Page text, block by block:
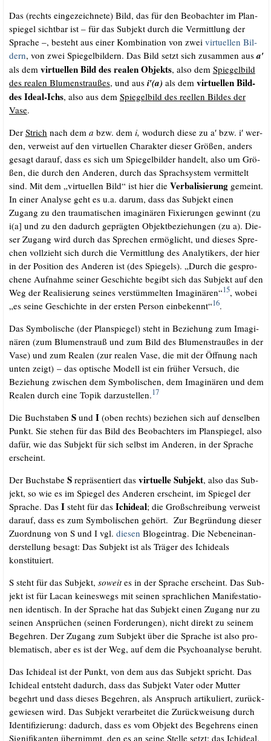
Das (rechts ein­ge­zeich­ne­te) Bild, das für den Beob­ach­ter im Plan­
spie­gel sicht­bar ist – für das Sub­jekt durch die Ver­mitt­lung der
Spra­che –, besteht aus einer Kom­bi­na­ti­on von zwei vir­tu­el­len Bil­
dern, von zwei Spie­gel­bil­dern. Das Bild setzt sich zusam­men ausa′
als dem vir­tu­el­len Bild des rea­len Objekts, also dem Spie­gelbild
des rea­len Blu­men­strau­ßes, und aus i′(a) als dem vir­tu­el­len Bild­
des Ide­al-Ichs, also aus dem Spie­gelbild des reel­len Bil­des der
Vase.
Der Strich nach dem a bzw. dem i, wodurch die­se zu a′ bzw. i′ wer­
den, ver­weist auf den vir­tu­el­len Cha­rak­ter die­ser Grö­ßen, anders
gesagt dar­auf, dass es sich um Spie­gel­bil­der han­delt, also um Grö­
ßen, die durch den Ande­ren, durch das Sprach­sys­tem ver­mit­telt
sind. Mit dem „vir­tu­el­len Bild“ ist hier die Ver­ba­li­sie­runggemeint.
In einer Ana­ly­se geht es u.a. dar­um, dass das Sub­jekt einen
Zugang zu den trau­ma­ti­schen ima­gi­nä­ren Fixie­run­gen gewinnt (zu
i(a] und zu den dadurch gepräg­ten Objekt­be­zie­hun­gen (zu a). Die­
ser Zugang wird durch das Spre­chen ermög­licht, und die­ses Spre­
chen voll­zieht sich durch die Ver­mitt­lung des Ana­ly­ti­kers, der hier
in der Posi­ti­on des Ande­ren ist (des Spie­gels). „Durch die gespro­
che­ne Auf­nah­me sei­ner Geschich­te begibt sich das Sub­jekt auf den
Weg der Rea­li­sie­rung sei­nes ver­stüm­mel­ten Ima­gi­nä­ren“15, wobei
„es sei­ne Geschich­te in der ers­ten Per­son ein­be­kennt“16.
Das Sym­bo­li­sche (der Plan­spie­gel) steht in Bezie­hung zum Ima­gi­
nä­ren (zum Blu­men­strauß und zum Bild des Blu­men­strau­ßes in der
Vase) und zum Rea­len (zur rea­len Vase, die mit der Öff­nung nach
unten zeigt) – das opti­sche Modell ist ein frü­her Ver­such, die
Bezie­hung zwi­schen dem Sym­bo­li­schen, dem Ima­gi­nä­ren und dem
Rea­len durch eine Top­ik dar­zu­stel­len.17
Die Buch­sta­ben Sund I(oben rechts) bezie­hen sich auf den­sel­ben
Punkt. Sie ste­hen für das Bild des Beob­ach­ters im Plan­spie­gel, also
dafür, wie das Sub­jekt für sich selbst im Ande­ren, in der Spra­che
erscheint.
Der Buch­sta­be Sreprä­sen­tiert das vir­tu­el­le Sub­jekt, also das Sub­
jekt, so wie es im Spie­gel des Ande­ren erscheint, im Spie­gel der
Spra­che. Das Isteht für das Ichide­al; die Groß­schrei­bung ver­weist
dar­auf, dass es zum Sym­bo­li­schen gehört. Zur Begrün­dung die­ser
Zuord­nung von S und I vgl. die­sen Blog­ein­trag. Die Neben­ein­an­
der­stel­lung besagt: Das Sub­jekt ist als Trä­ger des Ichide­als
konstituiert.
S steht für das Sub­jekt, soweites in der Spra­che erscheint. Das Sub­
jekt ist für Lacan kei­nes­wegs mit sei­nen sprach­li­chen Mani­fes­ta­tio­
nen iden­tisch. In der Spra­che hat das Sub­jekt einen Zugang nur zu
sei­nen Ansprü­chen (sei­nen For­de­run­gen), nicht direkt zu sei­nem
Begeh­ren. Der Zugang zum Sub­jekt über die Spra­che ist also pro­
ble­ma­tisch, aber es ist der Weg, auf dem die Psy­cho­ana­ly­se beruht.
Das Ichide­al ist der Punkt, von dem aus das Sub­jekt spricht. Das
Ichide­al ent­steht dadurch, dass das Sub­jekt Vater oder Mut­ter
begehrt und dass die­ses Begeh­ren, als Anspruch arti­ku­liert, zurück­
ge­wie­sen wird. Das Sub­jekt ver­ar­bei­tet die Zurück­wei­sung durch
Iden­ti­fi­zie­rung: dadurch, dass es vom Objekt des Begeh­rens einen
Signi­fi­kan­ten über­nimmt, den es an sei­ne Stel­le setzt: das Ichide­al.